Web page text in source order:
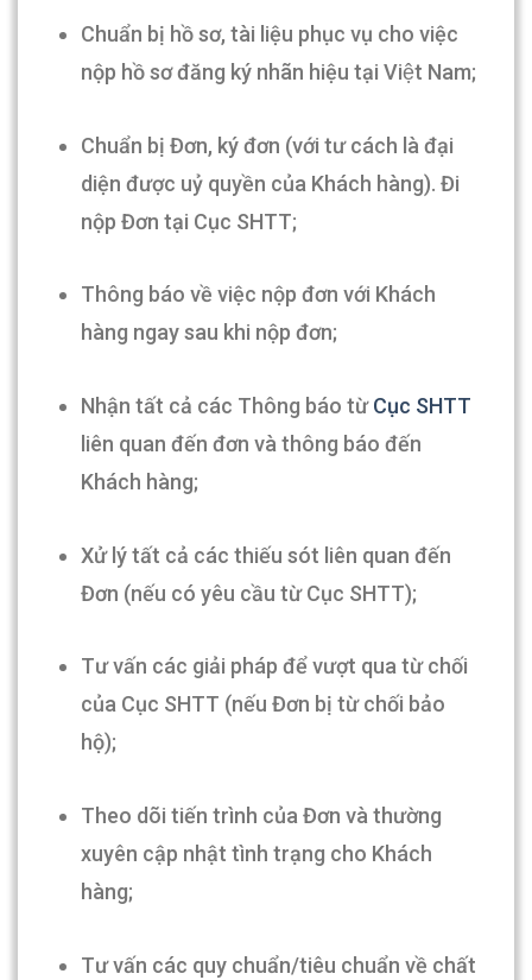
Chuẩn bị hồ sơ, tài liệu phục vụ cho việc
nộp hồ sơ đăng ký nhãn hiệu tại Việt Nam;
Chuẩn bị Đơn, ký đơn (với tư cách là đại
diện được uỷ quyền của Khách hàng). Đi
nộp Đơn tại Cục SHTT;
Thông báo về việc nộp đơn với Khách
hàng ngay sau khi nộp đơn;
Nhận tất cả các Thông báo từCục SHTT
liên quan đến đơn và thông báo đến
Khách hàng;
Xử lý tất cả các thiếu sót liên quan đến
Đơn (nếu có yêu cầu từ Cục SHTT);
Tư vấn các giải pháp để vượt qua từ chối
của Cục SHTT (nếu Đơn bị từ chối bảo
hộ);
Theo dõi tiến trình của Đơn và thường
xuyên cập nhật tình trạng cho Khách
hàng;
Tư vấn các quy chuẩn/tiêu chuẩn về chất